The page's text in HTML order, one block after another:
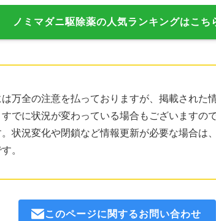
ノミマダニ駆除薬の人気ランキングはこち
万全の注意を払っておりますが、掲載された
でに状況が変わっている場合もございますの
状況変化や閉鎖など情報更新が必要な場合は
。
このページに関するお問い合わせ